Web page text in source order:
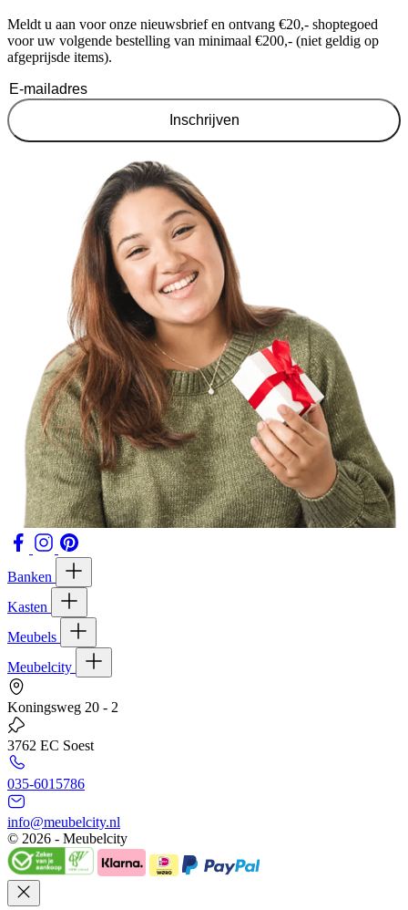
Meldt u aan voor onze nieuwsbrief en ontvang €20,- shoptegoed
voor uw volgende bestelling van minimaal €200,- (niet geldig op
afgeprijsde items).
Inschrijven
Banken
Kasten
Meubels
Meubelcity
Koningsweg 20 - 2
3762 EC Soest
035-6015786
info@meubelcity.nl
© 2026 - Meubelcity